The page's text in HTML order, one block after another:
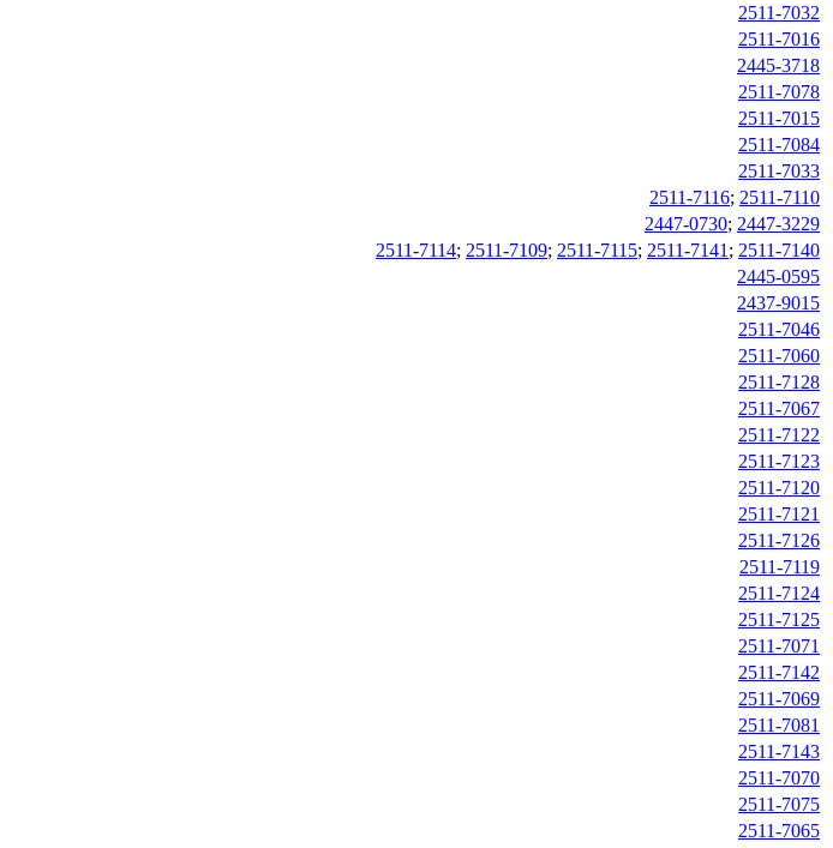
2511-7032
2511-7016
2445-3718
2511-7078
2511-7015
2511-7084
2511-7033
2511-7116; 2511-7110
2447-0730; 2447-3229
2511-7114; 2511-7109; 2511-7115; 2511-7141 ; 2511-7140
2445-0595
2437-9015
2511-7046
2511-7060
2511-7128
2511-7067
2511-7122
2511-7123
2511-7120
2511-7121
2511-7126
2511-7119
2511-7124
2511-7125
2511-7071
2511-7142
2511-7069
2511-7081
2511-7143
2511-7070
2511-7075
2511-7065